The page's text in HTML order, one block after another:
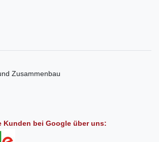
Zusammenbau
Kunden bei Google über uns: